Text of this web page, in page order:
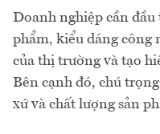
Doanh nghiệp cần đầu
phẩm, kiểu dáng công
của thị trường và tạo
Bên cạnh đó, chú
xứ và chất lượng sản